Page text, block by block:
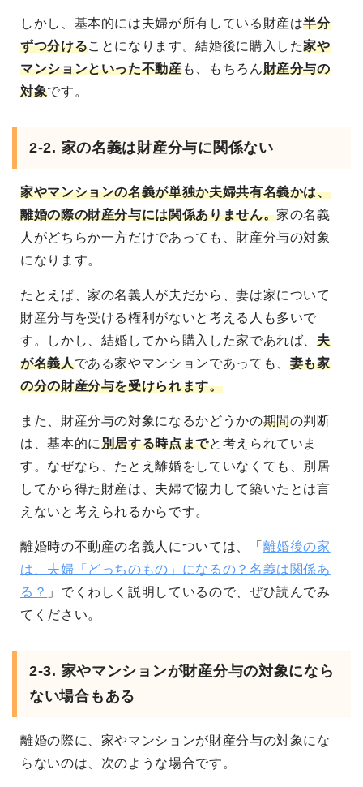
しかし、基本的には夫婦が所有している財産は半分
ずつ分けることになります。結婚後に購入した家や
マンションといった不動産も、もちろん財産分与の
対象です。
2-2. 家の名義は財産分与に関係ない
家やマンションの名義が単独か夫婦共有名義かは、
離婚の際の財産分与には関係ありません。家の名義
人がどちらか一方だけであっても、財産分与の対象
になります。
たとえば、家の名義人が夫だから、妻は家について
財産分与を受ける権利がないと考える人も多いで
す。しかし、結婚してから購入した家であれば、夫
が名義人である家やマンションであっても、 妻も家
の分の財産分与を受けられます。
また、財産分与の対象になるかどうかの期間の判断
は、基本的に別居する時点までと考えられていま
す。なぜなら、たとえ離婚をしていなくても、別居
してから得た財産は、夫婦で協力して築いたとは言
えないと考えられるからです。
離婚時の不動産の名義人については、「 離婚後の家
は、夫婦「どっちのもの」になるの？名義は関係あ
る？ 」でくわしく説明しているので、ぜひ読んでみ
てください。
2-3. 家やマンションが財産分与の対象になら
ない場合もある
離婚の際に、家やマンションが財産分与の対象にな
らないのは、次のような場合です。